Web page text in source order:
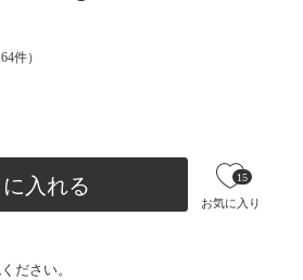
件）
入れる
お気に入り
15
ださい。